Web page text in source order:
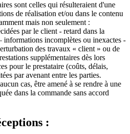
sont celles qui résulteraient d'une
de réalisation et/ou dans le contenu
mais non seulement :
par le client - retard dans la
incomplètes ou inexactes -
des travaux « client » ou de
supplémentaires dès lors
pour le prestataire (coûts, délais,
par avenant entre les parties.
cas, être amené à se rendre à une
dans la commande sans accord
: